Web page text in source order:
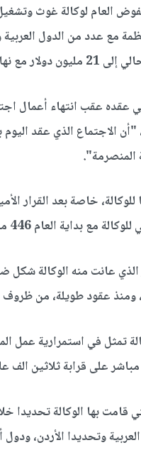
العام لوكالة غوث
مع عدد من الدول
عقب انتهاء أعمال
الاجتماع الذي عقد اليوم
المنصرمة".
خاصة بعد القرار
العام 446 مليون دولار.
عانت منه الوكالة
ومنذ عقود طويلة، من
تمثل في استمرارية
مباشر على قرابة ثلاثين
قامت بها الوكالة تحديدا
وتحديدا الأردن، ودول